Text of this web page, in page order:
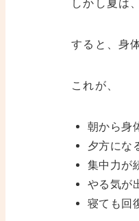
しかし夏は
すると、身
これが、
朝から身
夕方にな
集中力が
やる気が
寝ても回